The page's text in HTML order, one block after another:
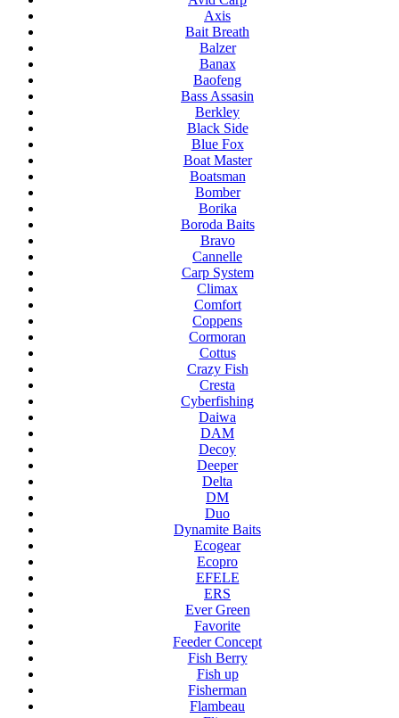
Axis
Bait Breath
Balzer
Banax
Baofeng
Bass Assasin
Berkley
Black Side
Blue Fox
Boat Master
Boatsman
Bomber
Borika
Boroda Baits
Bravo
Cannelle
Carp System
Climax
Comfort
Coppens
Cormoran
Cottus
Crazy Fish
Cresta
Cyberfishing
Daiwa
DAM
Decoy
Deeper
Delta
DM
Duo
Dynamite Baits
Ecogear
Ecopro
EFELE
ERS
Ever Green
Favorite
Feeder Concept
Fish Berry
Fish up
Fisherman
Flambeau